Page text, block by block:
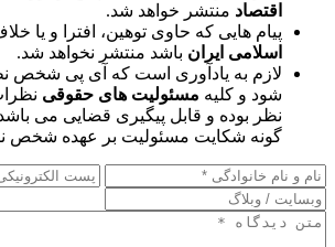
اقتصاد منتشر خواهد شد.
پیام هایی که حاوی توهین، افترا و یا
اسلامی ایران باشد منتشر نخواهد شد.
لازم به یادآوری است که آی پی شخص
شود و کلیه مسئولیت های حقوقی
نظر بوده و قابل پیگیری قضایی می
گونه شکایت مسئولیت بر عهده شخص